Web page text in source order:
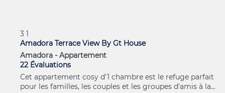
3 1
Amadora Terrace View By Gt House
Amadora - Appartement
22 Évaluations
Cet appartement cosy d'1 chambre est le refuge parfait
pour les familles, les couples et les groupes d'amis à la...